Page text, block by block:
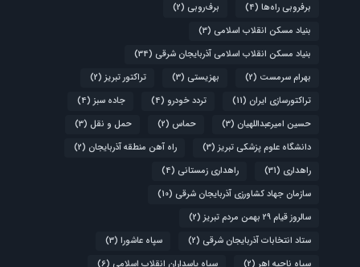
برفروبی راه‌ها (4) برف‌روبی (2)
بنیاد مسکن انقلاب اسلامی (3)
بنیاد مسکن انقلاب اسلامی آذربایجان شرقی (34)
بهرام سرمست (2) بهزیستی (3) تراکتور تبریز (2)
تراکتورسازی ایران (11) تردد خودرو (4) جاده سبز (4)
حسین امیرعبداللهیان (3) حماس (2) حمل و نقل (3)
دانشگاه علوم پزشکی تبریز (3) راه آهن منطقه آذربایجان (2)
راهداری (31) راهداری زمستانی (4)
سازمان جهاد کشاورزی آذربایجان شرقی (10)
سالروز قیام ۲۹ بهمن مردم تبریز
(2)
ستاد انتخابات آذربایجان شرقی (2) سپاه عاشورا (3)